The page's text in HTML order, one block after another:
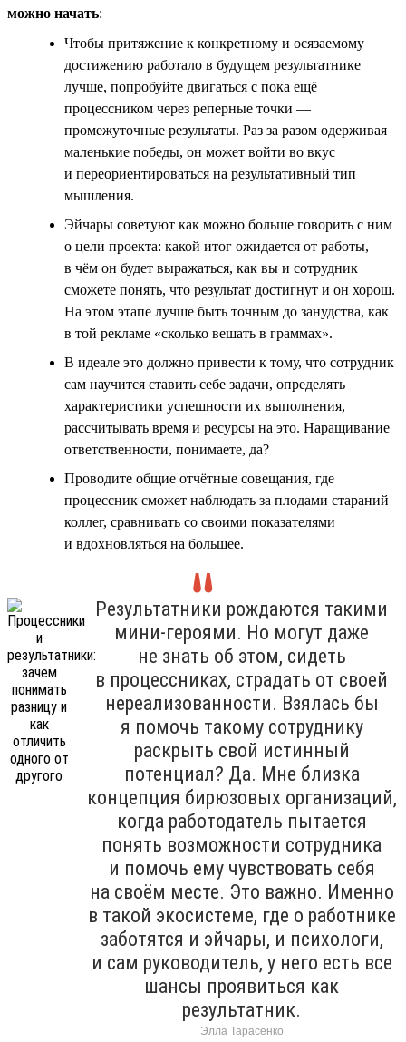
можно начать:
Чтобы притяжение к конкретному и осязаемому
достижению работало в будущем результатнике
лучше, попробуйте двигаться с пока ещё
процессником через реперные точки —
промежуточные результаты. Раз за разом одерживая
маленькие победы, он может войти во вкус
и переориентироваться на результативный тип
мышления.
Эйчары советуют как можно больше говорить с ним
о цели проекта: какой итог ожидается от работы,
в чём он будет выражаться, как вы и сотрудник
сможете понять, что результат достигнут и он хорош.
На этом этапе лучше быть точным до занудства, как
в той рекламе «сколько вешать в граммах».
В идеале это должно привести к тому, что сотрудник
сам научится ставить себе задачи, определять
характеристики успешности их выполнения,
рассчитывать время и ресурсы на это. Наращивание
ответственности, понимаете, да?
Проводите общие отчётные совещания, где
процессник сможет наблюдать за плодами стараний
коллег, сравнивать со своими показателями
и вдохновляться на большее.
Результатники рождаются такими
мини-героями. Но могут даже
не знать об этом, сидеть
в процессниках, страдать от своей
нереализованности. Взялась бы
я помочь такому сотруднику
раскрыть свой истинный
потенциал? Да. Мне близка
концепция бирюзовых организаций,
когда работодатель пытается
понять возможности сотрудника
и помочь ему чувствовать себя
на своём месте. Это важно. Именно
в такой экосистеме, где о работнике
заботятся и эйчары, и психологи,
и сам руководитель, у него есть все
шансы проявиться как
результатник.
Элла Тарасенко